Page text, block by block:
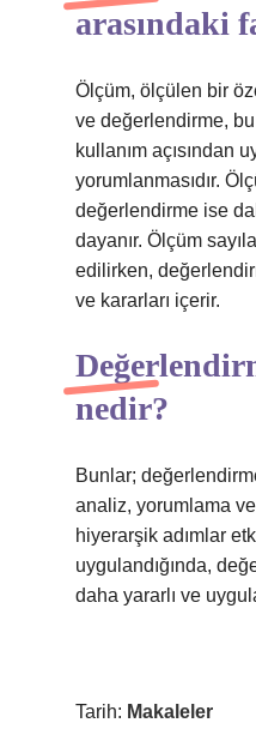
arasındaki
Ölçüm, ölçülen bir
ve değerlendirme,
kullanım açısından
yorumlanmasıdır.
değerlendirme ise
dayanır. Ölçüm
edilirken,
ve kararları içerir.
nedir?
Bunlar;
analiz, yorumlama
hiyerarşik adımlar
uygulandığında,
daha yararlı ve
Tarih: Makaleler